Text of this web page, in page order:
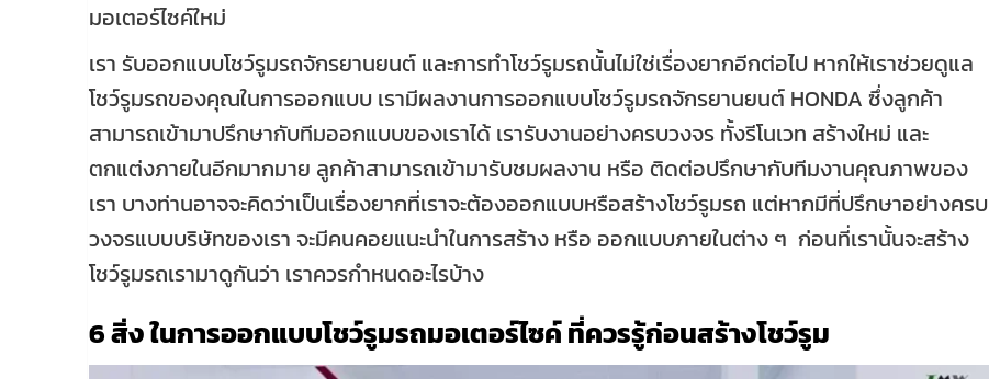
มอเตอร์ไซค์ใหม่
เรา รับออกแบบโชว์รูมรถจักรยานยนต์ และการทำโชว์รูมรถนั้นไม่ใช่เรื่องยากอีกต่อไป หากให้เราช่วยดูแล
โชว์รูมรถของคุณในการออกแบบ เรามีผลงานการออกแบบโชว์รูมรถจักรยานยนต์ HONDA ซึ่งลูกค้า
สามารถเข้ามาปรึกษากับทีมออกแบบของเราได้ เรารับงานอย่างครบวงจร ทั้งรีโนเวท สร้างใหม่ และ
ตกแต่งภายในอีกมากมาย ลูกค้าสามารถเข้ามารับชมผลงาน หรือ ติดต่อปรึกษากับทีมงานคุณภาพของ
เรา บางท่านอาจจะคิดว่าเป็นเรื่องยากที่เราจะต้องออกแบบหรือสร้างโชว์รูมรถ แต่หากมีที่ปรึกษาอย่างครบ
วงจรแบบบริษัทของเรา จะมีคนคอยแนะนำในการสร้าง หรือ ออกแบบภายในต่าง ๆ ก่อนที่เรานั้นจะสร้าง
โชว์รูมรถเรามาดูกันว่า เราควรกำหนดอะไรบ้าง
6 สิ่ง ในการออกแบบโชว์รูมรถมอเตอร์ไซค์ ที่ควรรู้ก่อนสร้างโชว์รูม